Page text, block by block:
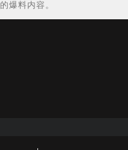
爆料内容。